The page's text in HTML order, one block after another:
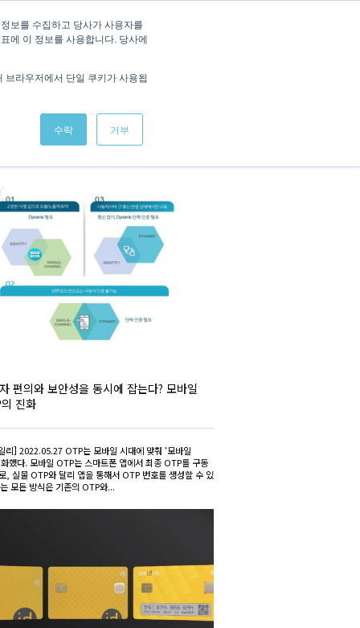
보를 수집하고 당사가 사용자를
에 이 정보를 사용합니다. 당사에
라우저에서 단일 쿠키가 사용됩
수락 거부
적용사례 회사소식
편의와 보안성을 동시에 잡는다? 모바일
진화
리] 2022.05.27 OTP는 모바일 시대에 맞춰 '모바일
했다. 모바일 OTP는 스마트폰 앱에서 최종 OTP를 구동
, 실물 OTP와 달리 앱을 통해서 OTP 번호를 생성할 수 있
모든 방식은 기존의 OTP와...